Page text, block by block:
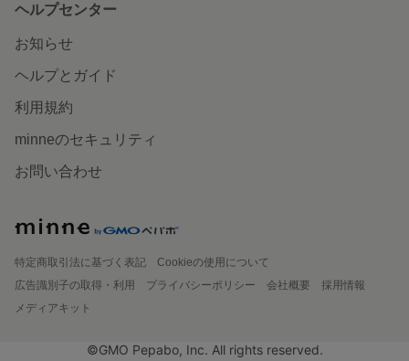
ヘルプセンター
お知らせ
ヘルプとガイド
利用規約
minneのセキュリティ
お問い合わせ
特定商取引法に基づく表記
Cookieの使用について
広告識別子の取得・利用
プライバシーポリシー 会社概要
採用情報
メディアキット
©GMO Pepabo, Inc. All rights reserved.